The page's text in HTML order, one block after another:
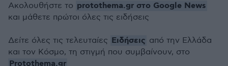
Ακολουθήστε το protothema.gr στο Google News
και μάθετε πρώτοι όλες τις ειδήσεις
Δείτε όλες τις τελευταίες Ειδήσεις από την Ελλάδα
και τον Κόσμο, τη στιγμή που συμβαίνουν, στο
Protothema.gr